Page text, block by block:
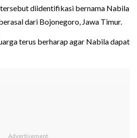
diidentifikasi bernama Nabila
dari Bojonegoro, Jawa Timur.
terus berharap agar Nabila dapat